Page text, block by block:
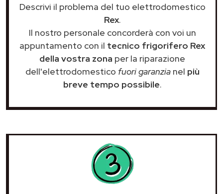
Descrivi il problema del tuo elettrodomestico
Rex.
Il nostro personale concorderà con voi un
appuntamento con il tecnico frigorifero Rex
della vostra zona per la riparazione
dell'elettrodomestico fuori garanzianel più
breve tempo possibile.